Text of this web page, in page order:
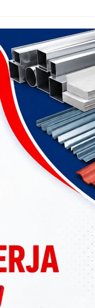
Hygiene, Staff
Posisi Field Collector
Solo Baru (PT
Yogyakarta untuk 2
PT Quark Quality Pack
Cream, Tea & Coffee
di W3GG
Affairs di Plamongan
Dian Mandiri
Bulan Agustus
Bluesky
Driver, Staff Admin